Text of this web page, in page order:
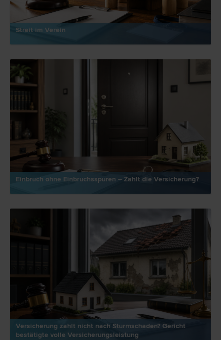
Streit im Verein
Einbruch ohne Einbruchsspuren – Zahlt die Versicherung?
Versicherung zahlt nicht nach Sturmschaden? Gericht
bestätigte volle Versicherungsleistung